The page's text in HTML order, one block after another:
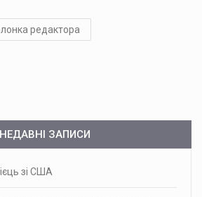
редактора
НЕДАВНІ ЗАПИСИ
зі США